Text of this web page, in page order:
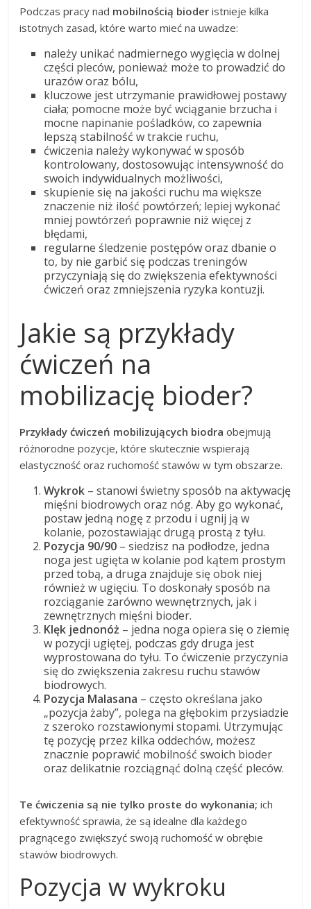
Podczas pracy nad mobilnością bioder istnieje kilka
istotnych zasad, które warto mieć na uwadze:
należy unikać nadmiernego wygięcia w dolnej
części pleców, ponieważ może to prowadzić do
urazów oraz bólu,
kluczowe jest utrzymanie prawidłowej postawy
ciała; pomocne może być wciąganie brzucha i
mocne napinanie pośladków, co zapewnia
lepszą stabilność w trakcie ruchu,
ćwiczenia należy wykonywać w sposób
kontrolowany, dostosowując intensywność do
swoich indywidualnych możliwości,
skupienie się na jakości ruchu ma większe
znaczenie niż ilość powtórzeń; lepiej wykonać
mniej powtórzeń poprawnie niż więcej z
błędami,
regularne śledzenie postępów oraz dbanie o
to, by nie garbić się podczas treningów
przyczyniają się do zwiększenia efektywności
ćwiczeń oraz zmniejszenia ryzyka kontuzji.
Jakie są przykłady
ćwiczeń na
mobilizację bioder?
Przykłady ćwiczeń mobilizujących biodra obejmują
różnorodne pozycje, które skutecznie wspierają
elastyczność oraz ruchomość stawów w tym obszarze.
Wykrok – stanowi świetny sposób na aktywację
mięśni biodrowych oraz nóg. Aby go wykonać,
postaw jedną nogę z przodu i ugnij ją w
kolanie, pozostawiając drugą prostą z tyłu.
Pozycja 90/90 – siedzisz na podłodze, jedna
noga jest ugięta w kolanie pod kątem prostym
przed tobą, a druga znajduje się obok niej
również w ugięciu. To doskonały sposób na
rozciąganie zarówno wewnętrznych, jak i
zewnętrznych mięśni bioder.
Klęk jednonóż – jedna noga opiera się o ziemię
w pozycji ugiętej, podczas gdy druga jest
wyprostowana do tyłu. To ćwiczenie przyczynia
się do zwiększenia zakresu ruchu stawów
biodrowych.
Pozycja Malasana – często określana jako
„pozycja żaby”, polega na głębokim przysiadzie
z szeroko rozstawionymi stopami. Utrzymując
tę pozycję przez kilka oddechów, możesz
znacznie poprawić mobilność swoich bioder
oraz delikatnie rozciągnąć dolną część pleców.
Te ćwiczenia są nie tylko proste do wykonania; ich
efektywność sprawia, że są idealne dla każdego
pragnącego zwiększyć swoją ruchomość w obrębie
stawów biodrowych.
Pozycja w wykroku